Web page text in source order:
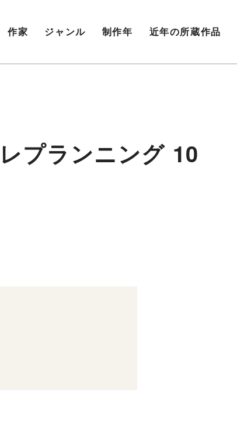
作家 ジャンル 制作年 近年の所蔵作品
プランニング 10